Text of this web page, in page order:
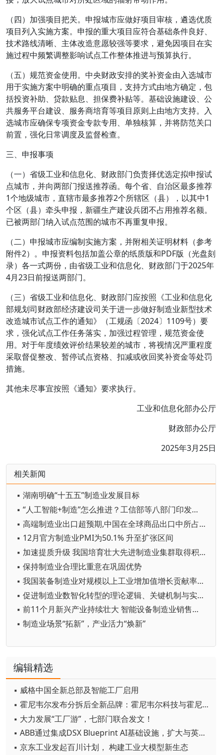
（四）加强项目把关。申报城市应做好项目审核，遴选优质
项目列入实施方案。申报的重大项目应符合基础条件良好、
技术路线清晰、主体改造意愿较强等要求，避免因项目在实
施过程中频繁调整影响试点工作整体推进与预算执行。
（五）规范资金使用。中央财政安排的奖补资金由入选城市
用于实施方案中明确的重点项目，支持方式由地方确定，包
括投资补助、贷款贴息、担保费补贴等。基础设施建设、公
共服务平台建设、服务商培育等项目原则上由地方支持。入
选城市应确保专项资金专款专用、单独核算，并将防范关口
前置，强化日常调度及监督检查。
三、申报事项
（一）省级工业和信息化、财政部门负责择优选定拟申报试
点城市，并向两部门报送推荐函。每个省、自治区最多推荐
1个地级城市，直辖市最多推荐2个所辖区（县），以其中1
个区（县）牵头申报，新疆生产建设兵团不占用推荐名额。
已被两部门纳入试点范围的城市不再重复申报。
（二）申报城市应编制实施方案，并附相关证明材料（参考
附件2）。申报资料包括加盖公章的纸质版和PDF版（光盘刻
录）各一式两份，由省级工业和信息化、财政部门于2025年
4月23日前报送两部门。
（三）省级工业和信息化、财政部门应按照《工业和信息化
部规划司财政部经济建设司关于进一步做好制造业新型技术
改造城市试点工作的通知》（工规函〔2024〕1109号）要
求，强化试点工作任务落实，加强过程管理，规范资金使
用。对于年度绩效评价结果较差的城市，将视情况严重程度
采取督促整改、暂停试点资格、扣减或收回奖补资金等处罚
措施。
其他未尽事宜按照《通知》要求执行。
工业和信息化部办公厅
财政部办公厅
2025年3月25日
相关新闻
▪ 湖南明确“十五五”制造业发展目标
▪ “人工智能+制造”怎么推进？工信部等八部门印发专项行动实施意见
▪ 高端制造业出口超预期,中国在全球商品出口中所占份额有望持续增加
▪ 12月官方制造业PMI为50.1% 升至扩张区间
▪ 加速提质升级 我国培育壮大先进制造业集群取得积极进展
▪ 保持制造业合理比重意在巩固优势
▪ 我国装备制造业对规模以上工业增加值增长贡献率达59.4%
▪ 促进制造业数智化转型的理论逻辑、关键机制与实践路径
▪ 前11个月新兴产业持续壮大 智能设备制造业销售收入同比增长28.2%
▪ 制造业场景“拓新”，产业活力“焕新”
编辑精选
▪ 威格中国全新总部及智能工厂启用
▪ 霍尼韦尔发布分拆后全新品牌：霍尼韦尔科技与霍尼韦尔航空航天
▪ 大力发展“工厂游”，七部门联合发文！
▪ ABB通过集成DSX Blueprint AI基础设施，扩大与英伟达的合作
▪ 京东工业发起百川计划， 构建工业大模型新生态